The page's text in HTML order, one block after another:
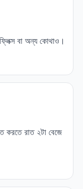
বা অন্য কোথাও।
করতে রাত ২টা বেজে